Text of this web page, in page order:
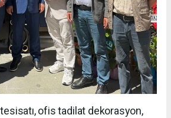
ofis tadilat dekorasyon,